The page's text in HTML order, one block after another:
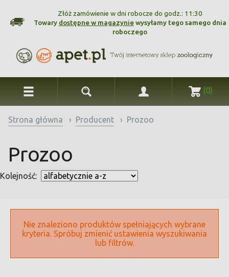
Złóż zamówienie w dni robocze do godz.: 11:30
Towary dostępne w magazyniewysyłamy tego samego dnia
roboczego
(0)
Strona główna › Producent › Prozoo
Prozoo
Kolejność:
Nie znaleziono produktów spełniających wybrane
kryteria. Spróbuj zmienić ustawienia wyszukiwania
lub filtrów.